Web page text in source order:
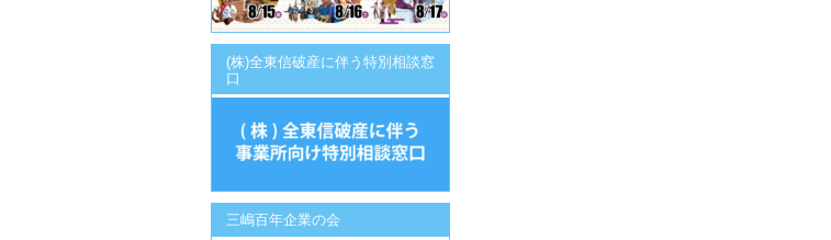
(株)全東信破産に伴う特別相談窓
口
三嶋百年企業の会